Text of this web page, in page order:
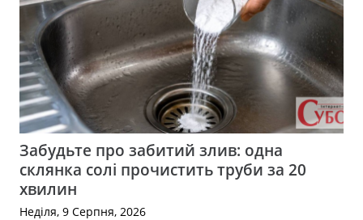
Забудьте про забитий злив: одна
склянка солі прочистить труби за 20
хвилин
Неділя, 9 Серпня, 2026